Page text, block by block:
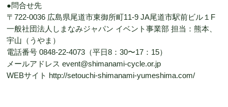
●問合せ先
〒722-0036 広島県尾道市東御所町11-9 JA尾道市駅前ビル１F
一般社団法人しまなみジャパン イベント事業部 担当：熊本、
宇山（うやま）
電話番号 0848-22-4073（平日8：30〜17：15）
メールアドレス event@shimanami-cycle.or.jp
WEBサイト http://setouchi-shimanami-yumeshima.com/